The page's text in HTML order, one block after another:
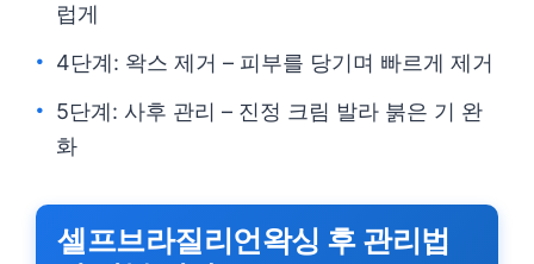
럽게
4단계: 왁스 제거 – 피부를 당기며 빠르게 제거
5단계: 사후 관리 – 진정 크림 발라 붉은 기 완
화
셀프브라질리언왁싱 후 관리법